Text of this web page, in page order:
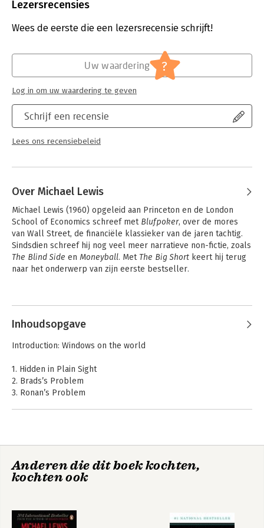
Uitgever:
Verschijningsdatum:
27-11-2024
Lezersrecensies
Wees de eerste die een lezersrecensie schrijft!
Schrijf een recensie
Lees ons recensiebeleid
Uw waardering ?
Log in om uw waardering te geven
Over Michael Lewis
Michael Lewis (1960) opgeleid aan Princeton en de London
School of Economics schreef met Blufpoker, over de mores
van Wall Street, de financiële klassieker van de jaren tachtig.
The Blind Side en Moneyball. Met The Big Short keert hij terug
naar het onderwerp van zijn eerste bestseller.
Andere boeken door Michael Lewis
Inhoudsopgave
Introduction: Windows on the world
1. Hidden in Plain Sight
2. Brads’s Problem
3. Ronan’s Problem
Epilogue: Riding the Wall street Trail
Anderen die dit boek kochten,
kochten ook